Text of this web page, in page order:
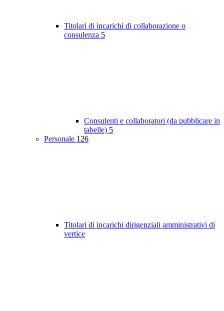
Titolari di incarichi di collaborazione o
consulenza 5
Consulenti e collaboratori (da pubblicare in
tabelle) 5
Personale 126
Titolari di incarichi dirigenziali amministrativi di
vertice